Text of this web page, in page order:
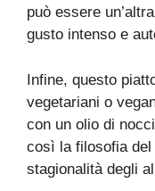
può essere
gusto intenso e
Infine, questo
vegetariani o
con un olio di
così la filosofia
stagionalità degli